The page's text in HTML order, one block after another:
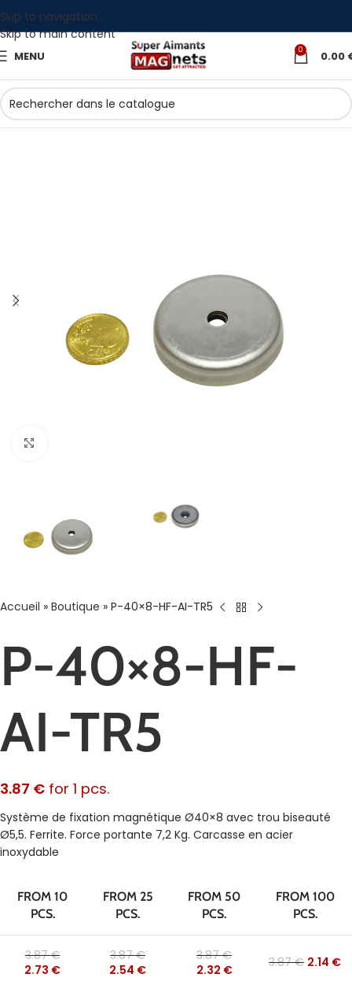
Skip to navigation
Skip to main content
MENU 0 0.00
Accueil » Boutique » P-40×8-HF-AI-TR5
P-40×8-HF-
AI-TR5
3.87 € for 1 pcs.
Système de fixation magnétique Ø40×8 avec trou biseauté
Ø5,5. Ferrite. Force portante 7,2 Kg. Carcasse en acier
inoxydable
FROM 10
PCS.
FROM 25
PCS.
FROM 50
PCS.
FROM 100
PCS.
3.87€
2.73 €
3.87€
2.54 €
3.87€
2.32 € 3.87€ 2.14 €